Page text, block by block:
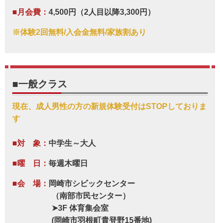
■月会費： 4,500円（2人目以降3,300円）
※体験2回無料/入会金無料/家族割あり
■一般クラス
現在、成人男性の方の新規体験受付はSTOPしておりま
す
■対 象： 中学生～大人
■曜 日： 毎週木曜日
■会 場： 岡崎市シビックセンター
（南部市民センター）
➤3F 体育集会室
(岡崎市羽根町貴登野15番地)